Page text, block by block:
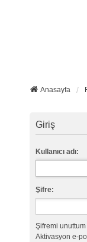
Anasayfa
Giriş
Kullanıcı adı:
Şifre:
Şifremi unuttum
Aktivasyon e-